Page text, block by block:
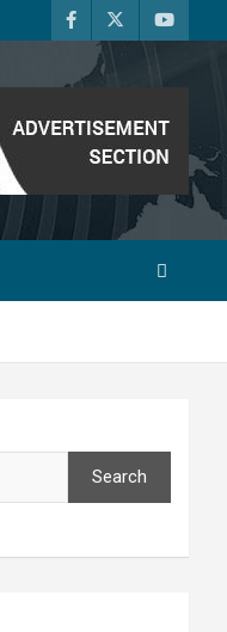
Search